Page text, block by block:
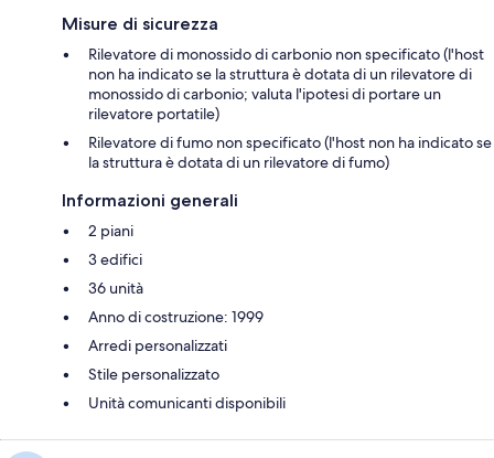
Misure di sicurezza
Rilevatore di monossido di carbonio non specificato (l'host
non ha indicato se la struttura è dotata di un rilevatore di
monossido di carbonio; valuta l'ipotesi di portare un
rilevatore portatile)
Rilevatore di fumo non specificato (l'host non ha indicato se
la struttura è dotata di un rilevatore di fumo)
Informazioni generali
2 piani
3 edifici
36 unità
Anno di costruzione: 1999
Arredi personalizzati
Stile personalizzato
Unità comunicanti disponibili